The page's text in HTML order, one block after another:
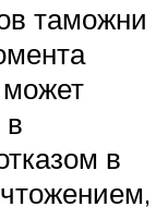
таможни
в
в